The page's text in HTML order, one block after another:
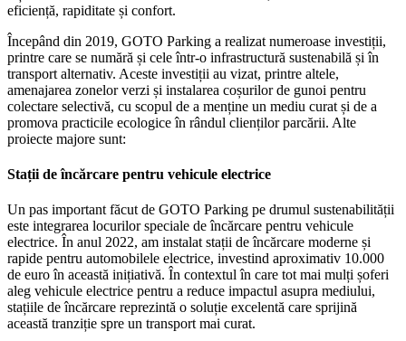
eficiență, rapiditate și confort.
Începând din 2019, GOTO Parking a realizat numeroase investiții,
printre care se numără și cele într-o infrastructură sustenabilă și în
transport alternativ. Aceste investiții au vizat, printre altele,
amenajarea zonelor verzi și instalarea coșurilor de gunoi pentru
colectare selectivă, cu scopul de a menține un mediu curat și de a
promova practicile ecologice în rândul clienților parcării. Alte
proiecte majore sunt:
Stații de încărcare pentru vehicule electrice
Un pas important făcut de GOTO Parking pe drumul sustenabilității
este integrarea locurilor speciale de încărcare pentru vehicule
electrice. În anul 2022, am instalat stații de încărcare moderne și
rapide pentru automobilele electrice, investind aproximativ 10.000
de euro în această inițiativă. În contextul în care tot mai mulți șoferi
aleg vehicule electrice pentru a reduce impactul asupra mediului,
stațiile de încărcare reprezintă o soluție excelentă care sprijină
această tranziție spre un transport mai curat.